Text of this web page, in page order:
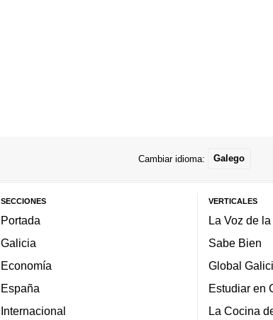
Cambiar idioma: Galego
SECCIONES
Portada
Galicia
Economía
España
Internacional
VERTICALES
La Voz de
Sabe Bien
Global
Estudiar en
La Cocina